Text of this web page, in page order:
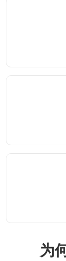
为